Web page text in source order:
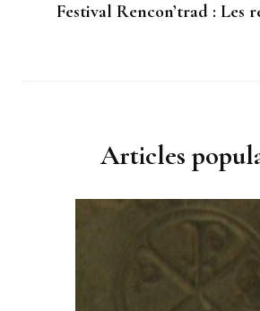
Festival Rencon’trad : Les
Articles